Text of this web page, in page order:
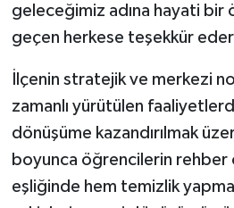
geleceğimiz adına hayati bir
geçen herkese teşekkür
İlçenin stratejik ve merkezi
zamanlı yürütülen
dönüşüme kazandırılmak
boyunca öğrencilerin
eşliğinde hem temizlik